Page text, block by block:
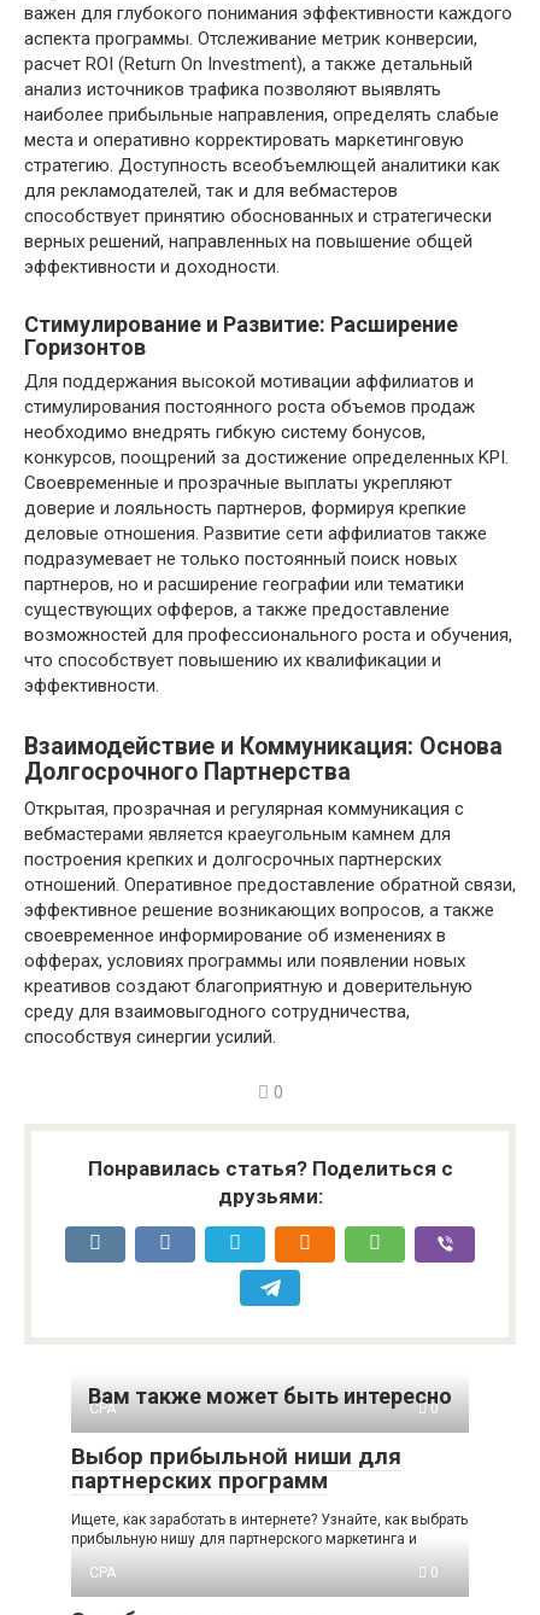
важен для глубокого понимания эффективности каждого
аспекта программы. Отслеживание метрик конверсии,
расчет ROI (Return On Investment), а также детальный
анализ источников трафика позволяют выявлять
наиболее прибыльные направления, определять слабые
места и оперативно корректировать маркетинговую
стратегию. Доступность всеобъемлющей аналитики как
для рекламодателей, так и для вебмастеров
способствует принятию обоснованных и стратегически
верных решений, направленных на повышение общей
эффективности и доходности.
Стимулирование и Развитие: Расширение
Горизонтов
Для поддержания высокой мотивации аффилиатов и
стимулирования постоянного роста объемов продаж
необходимо внедрять гибкую систему бонусов,
конкурсов, поощрений за достижение определенных KPI.
Своевременные и прозрачные выплаты укрепляют
доверие и лояльность партнеров, формируя крепкие
деловые отношения. Развитие сети аффилиатов также
подразумевает не только постоянный поиск новых
партнеров, но и расширение географии или тематики
существующих офферов, а также предоставление
возможностей для профессионального роста и обучения,
что способствует повышению их квалификации и
эффективности.
Взаимодействие и Коммуникация: Основа
Долгосрочного Партнерства
Открытая, прозрачная и регулярная коммуникация с
вебмастерами является краеугольным камнем для
построения крепких и долгосрочных партнерских
отношений. Оперативное предоставление обратной связи,
эффективное решение возникающих вопросов, а также
своевременное информирование об изменениях в
офферах, условиях программы или появлении новых
креативов создают благоприятную и доверительную
среду для взаимовыгодного сотрудничества,
способствуя синергии усилий.
0
Понравилась статья? Поделиться с
друзьями:
Вам также может быть интересно
CPA 0
Выбор прибыльной ниши для
партнерских программ
Ищете, как заработать в интернете? Узнайте, как выбрать
прибыльную нишу для партнерского маркетинга и
CPA
0